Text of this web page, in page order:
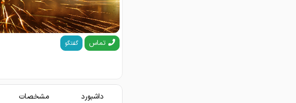
تماس گفتگو
داشبورد مشخصات